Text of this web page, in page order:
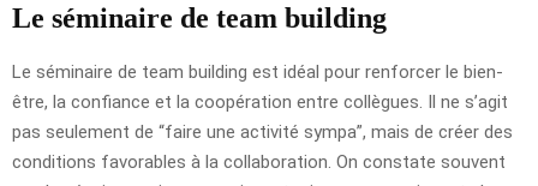
Le séminaire de team building
Le séminaire de team building est idéal pour renforcer le bien-
être, la confiance et la coopération entre collègues. Il ne s’agit
pas seulement de “faire une activité sympa”, mais de créer des
conditions favorables à la collaboration. On constate souvent